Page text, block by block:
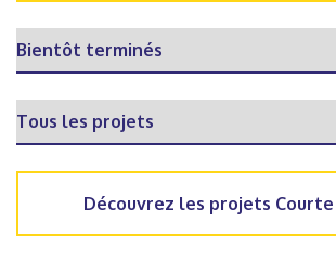
Découvrez les projets